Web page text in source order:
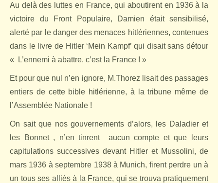
Au delà des luttes en France, qui aboutirent en 1936 à la
victoire du Front Populaire, Damien était sensibilisé,
alerté par le danger des menaces hitlériennes, contenues
dans le livre de Hitler ‘Mein Kampf’ qui disait sans détour
«
L’ennemi à abattre, c’est la France ! »
Et pour que nul n’en ignore, M.Thorez lisait des passages
entiers de cette bible hitlérienne, à la tribune même de
l’Assemblée Nationale !
On sait que nos gouvernements d’alors, les Daladier et
les Bonnet , n’en tinrent
aucun compte et que leurs
capitulations successives devant Hitler et Mussolini, de
mars 1936 à septembre 1938 à Munich, firent perdre un à
un tous ses alliés à la France, qui se trouva pratiquement